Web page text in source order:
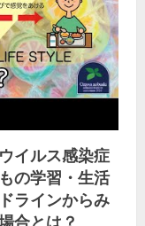
イルス感染症
の学習・生活
ラインからみ
合とは？